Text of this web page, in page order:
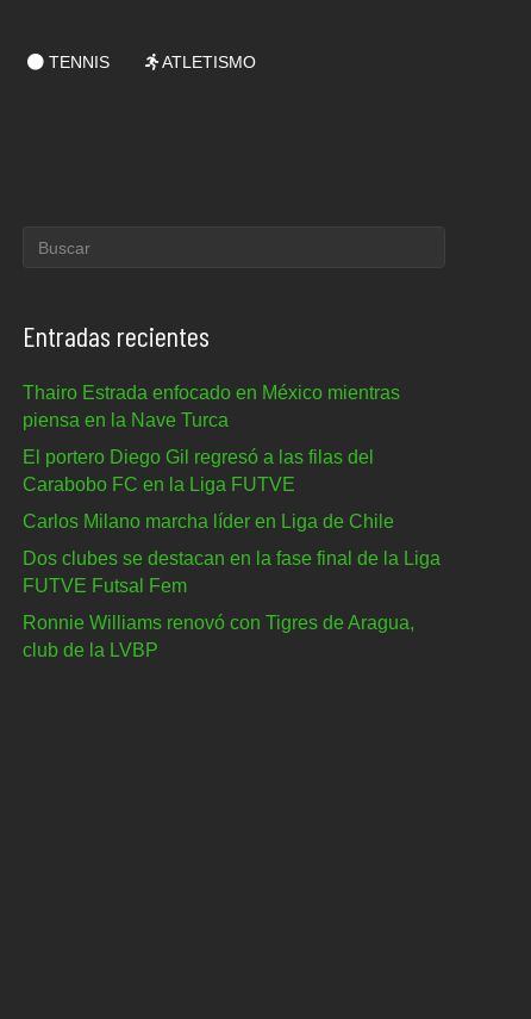
TENNIS ATLETISMO
Entradas recientes
Thairo Estrada enfocado en México mientras
piensa en la Nave Turca
El portero Diego Gil regresó a las filas del
Carabobo FC en la Liga FUTVE
Carlos Milano marcha líder en Liga de Chile
Dos clubes se destacan en la fase final de la Liga
FUTVE Futsal Fem
Ronnie Williams renovó con Tigres de Aragua,
club de la LVBP